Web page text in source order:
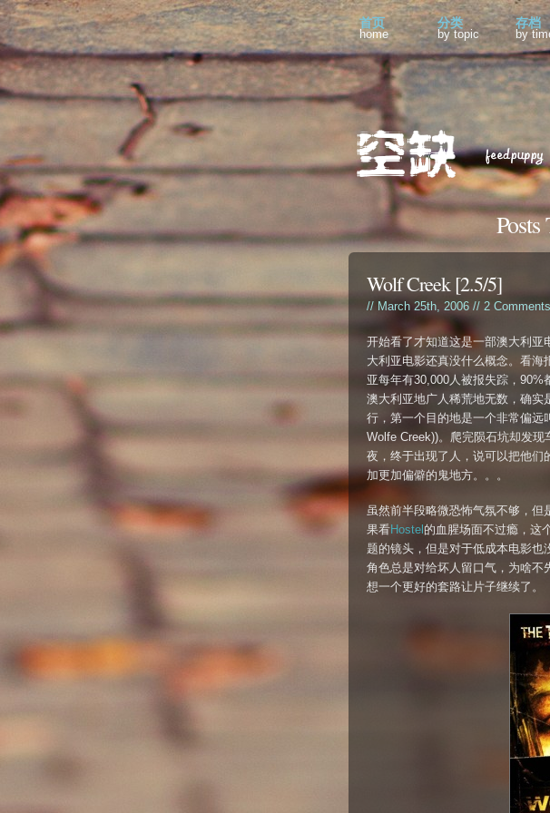
首页
home
分类
by topic
存档
by
Posts
Wolf Creek [2.5/5]
// March 25th, 2006 // 2
开始看了才知道这是一部澳大利亚
大利亚电影还真没什么概念。看海
亚每年有30,000人被报失踪，90%
澳大利亚地广人稀荒地无数，确实
行，第一个目的地是一个非常偏远
Wolfe Creek))。爬完陨石坑却发
夜，终于出现了人，说可以把他们
加更加偏僻的鬼地方。。。
虽然前半段略微恐怖气氛不够，但
果看Hostel 的血腥场面不过瘾，这
题的镜头，但是对于低成本电影也
角色总是对给坏人留口气，为啥不
想一个更好的套路让片子继续了。